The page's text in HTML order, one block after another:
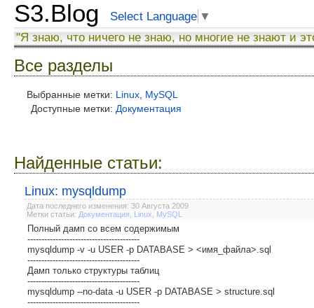
S3.Blog Select Language ▼
"Я знаю, что ничего не знаю, но многие не знают и
Все разделы
Выбранные метки: Linux MySQL
Доступные метки: Документация
Найденные статьи:
Linux: mysqldump
Дата последнего изменения: 30 Августа 2009
Метки статьи: Документация Linux MySQL
Полный дамп со всем содержимым
----------------------------------------
mysqldump -v -u USER -p DATABASE > <имя_файла>.sql
----------------------------------------
Дамп только структуры таблиц
----------------------------------------
mysqldump --no-data -u USER -p DATABASE > structure.sql
----------------------------------------